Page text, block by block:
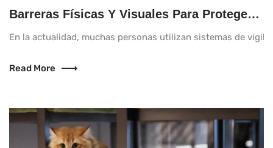
Barreras Físicas Y Visuales Para Proteger Tu Privacidad de Las Cámaras Cercanas
En la actualidad, muchas personas utilizan sistemas de
Read More